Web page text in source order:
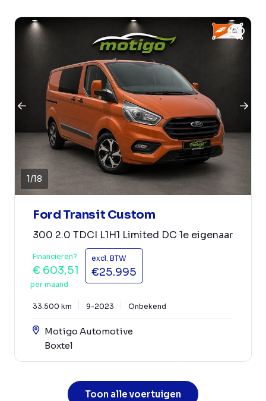
1/18
Ford Transit Custom
300 2.0 TDCI L1H1 Limited DC 1e eigenaar
Financieren?
€ 603,51
per maand
excl. BTW
€25.995
33.500 km 9-2023 Onbekend
Motigo Automotive
Boxtel
Toon alle voertuigen